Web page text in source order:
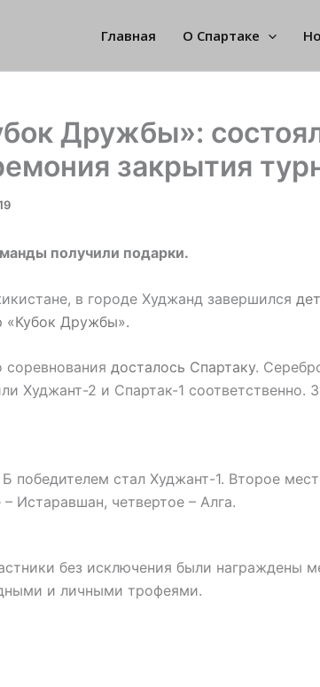
Главная О Спартаке
Дружбы»:
закрытия
получили подарки.
в городе Худжанд завершился
«Кубок Дружбы».
соревнования досталось Спартаку.
Худжант-2 и Спартак-1 соответственно.
Б победителем стал Худжант-1. Второе
– Истаравшан, четвертое – Алга.
без исключения были награждены
и личными трофеями.